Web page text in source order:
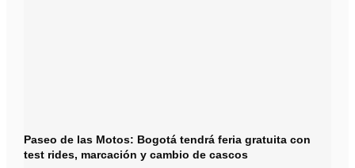
Paseo de las Motos: Bogotá tendrá feria gratuita con
test rides, marcación y cambio de cascos